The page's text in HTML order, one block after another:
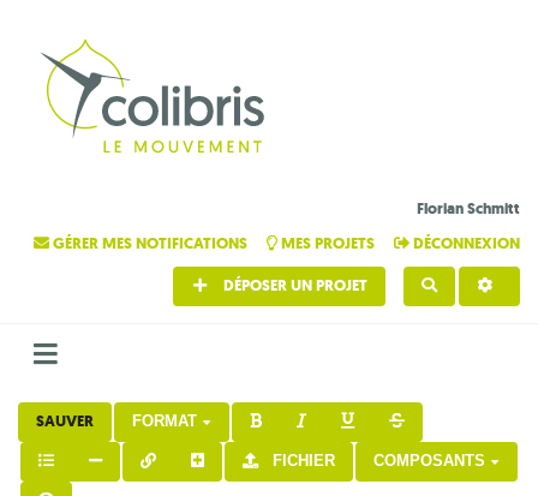
Florian Schmitt
GÉRER MES NOTIFICATIONS
MES PROJETS DÉCONNEXION
DÉPOSER UN PROJET
SAUVER FORMAT
FICHIER COMPOSANTS